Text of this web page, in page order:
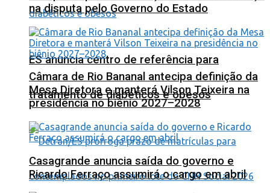
ES anuncia centro de referência para
tratamento de diabéticos e obesos
na disputa pelo Governo do Estado
Câmara de Rio Bananal antecipa definição da
Mesa Diretora e manterá Vilson Teixeira na
presidência no biênio 2027–2028
Casagrande anuncia saída do governo e
Ricardo Ferraço assumirá o cargo em abril